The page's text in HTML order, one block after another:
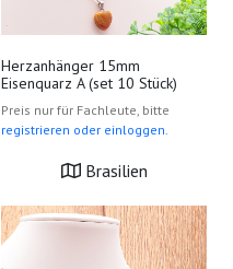
Herzanhänger 15mm
Eisenquarz A (set 10 Stück)
Preis nur für Fachleute, bitte
registrieren oder einloggen.
Brasilien